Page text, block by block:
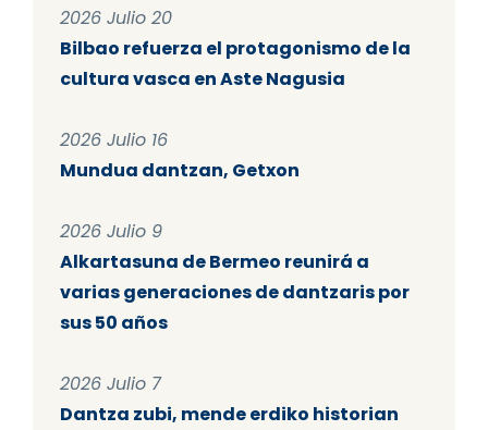
2026 Julio 20
Bilbao refuerza el protagonismo de la
cultura vasca en Aste Nagusia
2026 Julio 16
Mundua dantzan, Getxon
2026 Julio 9
Alkartasuna de Bermeo reunirá a
varias generaciones de dantzaris por
sus 50 años
2026 Julio 7
Dantza zubi, mende erdiko historian